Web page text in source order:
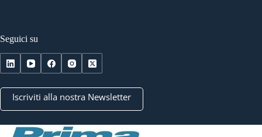
Seguici su
Iscriviti alla nostra Newsletter